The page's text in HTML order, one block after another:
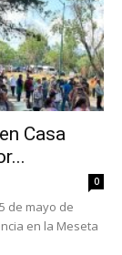
Casa
0
de mayo de
en la Meseta